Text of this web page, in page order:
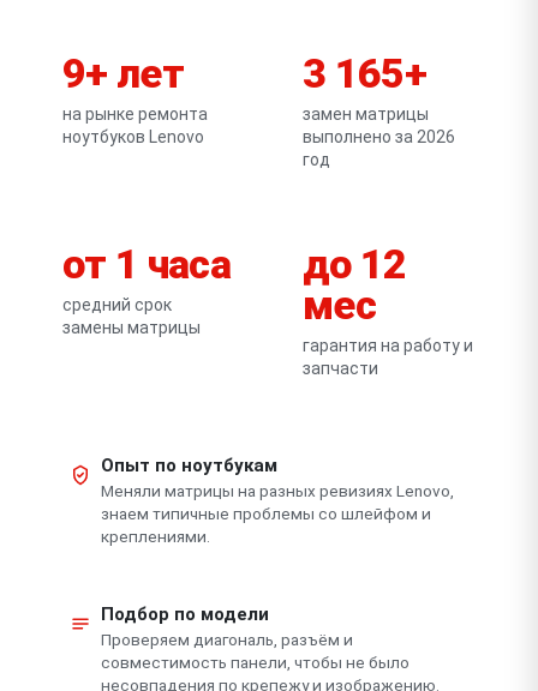
9+ лет
на рынке ремонта
ноутбуков Lenovo
3 165+
замен матрицы
выполнено за 2026
год
от 1 часа
средний срок
замены матрицы
до 12
мес
гарантия на работу и
запчасти
Опыт по ноутбукам
Меняли матрицы на разных ревизиях Lenovo,
знаем типичные проблемы со шлейфом и
креплениями.
Подбор по модели
Проверяем диагональ, разъём и
совместимость панели, чтобы не было
несовпадения по крепежу и изображению.